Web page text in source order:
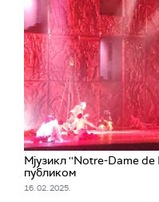
Мјузикл ''Notre-Dame
публиком
16. 02. 2025.